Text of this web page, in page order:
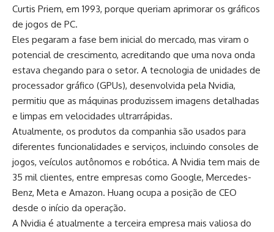
Curtis Priem, em 1993, porque queriam aprimorar os gráficos
de jogos de PC.
Eles pegaram a fase bem inicial do mercado, mas viram o
potencial de crescimento, acreditando que uma nova onda
estava chegando para o setor. A tecnologia de unidades de
processador gráfico (GPUs), desenvolvida pela Nvidia,
permitiu que as máquinas produzissem imagens detalhadas
e limpas em velocidades ultrarrápidas.
Atualmente, os produtos da companhia são usados para
diferentes funcionalidades e serviços, incluindo consoles de
jogos, veículos autônomos e robótica. A Nvidia tem mais de
35 mil clientes, entre empresas como Google, Mercedes-
Benz, Meta e Amazon. Huang ocupa a posição de CEO
desde o início da operação.
A Nvidia é atualmente a terceira empresa mais valiosa do